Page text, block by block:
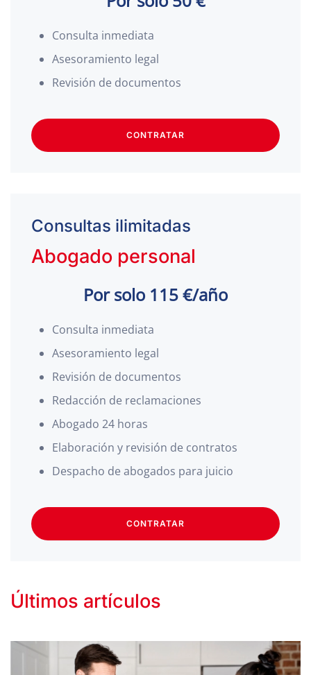
Consulta inmediata
Asesoramiento legal
Revisión de documentos
CONTRATAR
Consultas ilimitadas
Abogado personal
Por solo 115 €/año
Consulta inmediata
Asesoramiento legal
Revisión de documentos
Redacción de reclamaciones
Abogado 24 horas
Elaboración y revisión de contratos
Despacho de abogados para juicio
CONTRATAR
Últimos artículos